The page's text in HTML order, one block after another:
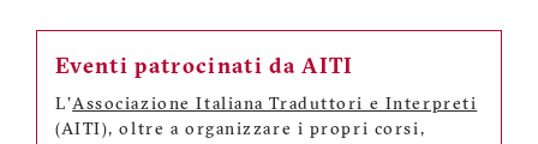
Eventi patrocinati da AITI
L'Associazione Italiana Traduttori e Interpreti
(AITI), oltre a organizzare i propri corsi,